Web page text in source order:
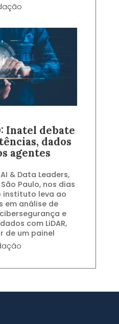
Inatel debate
dados
agentes
& Data Leaders,
Paulo, nos dias
instituto leva ao
em análise de
e
com LiDAR,
de um painel